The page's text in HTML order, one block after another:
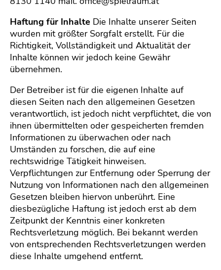
Haftung für Inhalte Die Inhalte unserer Seiten
wurden mit größter Sorgfalt erstellt. Für die
Richtigkeit, Vollständigkeit und Aktualität der
Inhalte können wir jedoch keine Gewähr
übernehmen.
Der Betreiber ist für die eigenen Inhalte auf
diesen Seiten nach den allgemeinen Gesetzen
verantwortlich, ist jedoch nicht verpflichtet, die von
ihnen übermittelten oder gespeicherten fremden
Informationen zu überwachen oder nach
Umständen zu forschen, die auf eine
rechtswidrige Tätigkeit hinweisen.
Verpflichtungen zur Entfernung oder Sperrung der
Nutzung von Informationen nach den allgemeinen
Gesetzen bleiben hiervon unberührt. Eine
diesbezügliche Haftung ist jedoch erst ab dem
Zeitpunkt der Kenntnis einer konkreten
Rechtsverletzung möglich. Bei bekannt werden
von entsprechenden Rechtsverletzungen werden
diese Inhalte umgehend entfernt.